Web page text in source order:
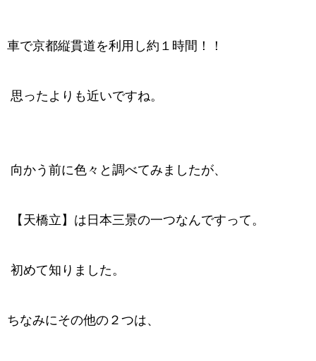
車で京都縦貫道を利用し約１時間！！
思ったよりも近いですね。
向かう前に色々と調べてみましたが、
【天橋立】は日本三景の一つなんですって。
初めて知りました。
ちなみにその他の２つは、